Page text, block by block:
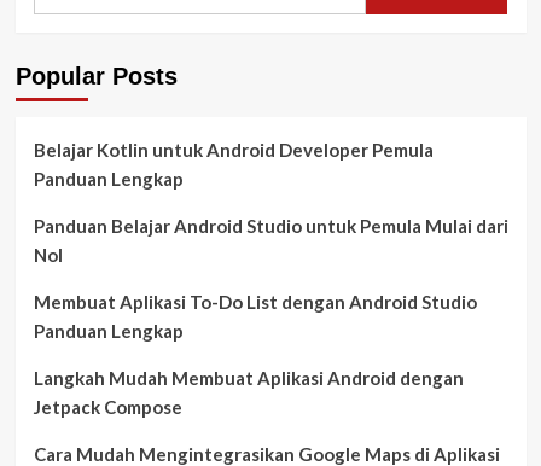
Popular Posts
Belajar Kotlin untuk Android Developer Pemula
Panduan Lengkap
Panduan Belajar Android Studio untuk Pemula Mulai dari
Nol
Membuat Aplikasi To-Do List dengan Android Studio
Panduan Lengkap
Langkah Mudah Membuat Aplikasi Android dengan
Jetpack Compose
Cara Mudah Mengintegrasikan Google Maps di Aplikasi